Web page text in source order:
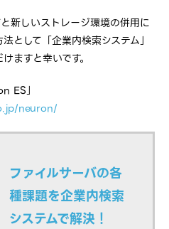
新しいストレージ環境の併用に
として「企業内検索システム」
ますと幸いです。
ES」
neuron/
ファイルサーバの各
種課題を企業内検索
システムで解決！